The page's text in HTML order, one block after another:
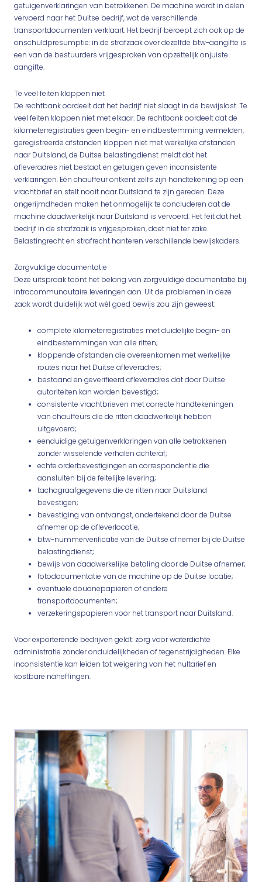
getuigenverklaringen van betrokkenen. De machine wordt in delen
vervoerd naar het Duitse bedrijf, wat de verschillende
transportdocumenten verklaart. Het bedrijf beroept zich ook op de
onschuldpresumptie: in de strafzaak over dezelfde btw-aangifte is
een van de bestuurders vrijgesproken van opzettelijk onjuiste
aangifte.
Te veel feiten kloppen niet
De rechtbank oordeelt dat het bedrijf niet slaagt in de bewijslast. Te
veel feiten kloppen niet met elkaar. De rechtbank oordeelt dat de
kilometerregistraties geen begin- en eindbestemming vermelden,
geregistreerde afstanden kloppen niet met werkelijke afstanden
naar Duitsland, de Duitse belastingdienst meldt dat het
afleveradres niet bestaat en getuigen geven inconsistente
verklaringen. Eén chauffeur ontkent zelfs zijn handtekening op een
vrachtbrief en stelt nooit naar Duitsland te zijn gereden. Deze
ongerijmdheden maken het onmogelijk te concluderen dat de
machine daadwerkelijk naar Duitsland is vervoerd. Het feit dat het
bedrijf in de strafzaak is vrijgesproken, doet niet ter zake.
Belastingrecht en strafrecht hanteren verschillende bewijskaders.
Zorgvuldige documentatie
Deze uitspraak toont het belang van zorgvuldige documentatie bij
intracommunautaire leveringen aan. Uit de problemen in deze
zaak wordt duidelijk wat wél goed bewijs zou zijn geweest:
complete kilometerregistraties met duidelijke begin- en
eindbestemmingen van alle ritten;
kloppende afstanden die overeenkomen met werkelijke
routes naar het Duitse afleveradres;
bestaand en geverifieerd afleveradres dat door Duitse
autoriteiten kan worden bevestigd;
consistente vrachtbrieven met correcte handtekeningen
van chauffeurs die de ritten daadwerkelijk hebben
uitgevoerd;
eenduidige getuigenverklaringen van alle betrokkenen
zonder wisselende verhalen achteraf;
echte orderbevestigingen en correspondentie die
aansluiten bij de feitelijke levering;
tachograafgegevens die de ritten naar Duitsland
bevestigen;
bevestiging van ontvangst, ondertekend door de Duitse
afnemer op de afleverlocatie;
btw-nummerverificatie van de Duitse afnemer bij de Duitse
belastingdienst;
bewijs van daadwerkelijke betaling door de Duitse afnemer;
fotodocumentatie van de machine op de Duitse locatie;
eventuele douanepapieren of andere
transportdocumenten;
verzekeringspapieren voor het transport naar Duitsland.
Voor exporterende bedrijven geldt: zorg voor waterdichte
administratie zonder onduidelijkheden of tegenstrijdigheden. Elke
inconsistentie kan leiden tot weigering van het nultarief en
kostbare naheffingen.